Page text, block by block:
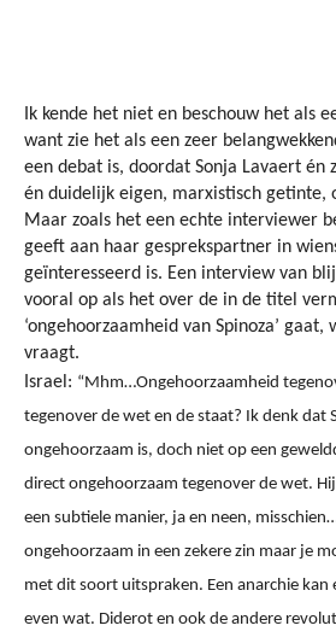
Ik kende het niet en beschouw het als
want zie het als een zeer
een debat is, doordat Sonja Lavaert én
én duidelijk eigen, marxistisch getinte,
Maar zoals het een echte interviewer
geeft aan haar gesprekspartner in
geïnteresseerd is. Een interview van
vooral op als het over de in de titel
‘ongehoorzaamheid van Spinoza’
vraagt.
Israel: “Mhm…Ongehoorzaamheid
tegenover de wet en de staat? Ik denk dat
ongehoorzaam is, doch niet op een
direct ongehoorzaam tegenover de wet.
een subtiele manier, ja en neen,
ongehoorzaam in een zekere zin maar je
met dit soort uitspraken. Een anarchie kan
even wat. Diderot en ook de andere